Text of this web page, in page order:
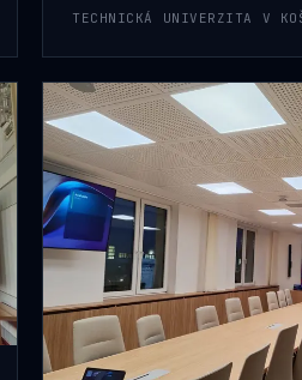
TECHNICKÁ UNIVERZITA V